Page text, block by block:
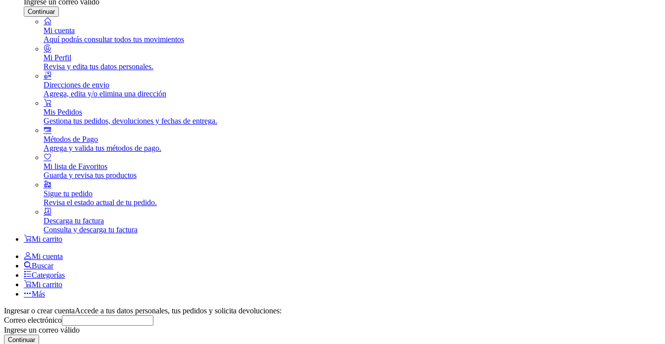
Continuar
Mi cuenta
Aquí podrás consultar todos tus movimientos
Mi Perfil
Revisa y edita tus datos personales.
Direcciones de envio
Agrega, edita y/o elimina una dirección
Mis Pedidos
Gestiona tus pedidos, devoluciones y fechas de entrega.
Métodos de Pago
Agrega y valida tus métodos de pago.
Mi lista de Favoritos
Guarda y revisa tus productos
Sigue tu pedido
Revisa el estado actual de tu pedido.
Descarga tu factura
Consulta y descarga tu factura
Mi carrito
Mi cuenta
Buscar
Categorías
Mi carrito
Más
Ingresar o crear cuentaAccede a tus datos personales, tus pedidos y solicita devoluciones:
Correo electrónico
Ingrese un correo válido
Continuar